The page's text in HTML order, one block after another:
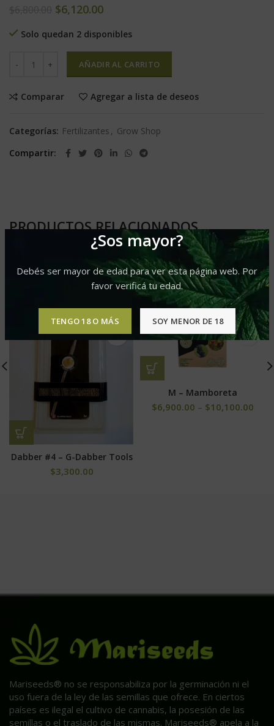
¿Sos mayor?
Debés ser mayor de edad para ver esta página web. Por
favor verificá tu edad.
TENGO 18 O MÁS SOY MENOR DE 18
$6,120.00
Solo quedan 2 disponibles
AÑADIR AL CARRITO
Comparar Agregar a lista de deseos
Categorías: Fertilizantes , Grow Shop
Compartir
PRODUCTOS RELACIONADOS
Dabber #4 – G-Dabber Tools
$3,300.00
M – Mamboreta
$6,900.00 – $10,100.00
Mariseeds® no se responsabiliza por la germinación ni el
uso fuera de la ley de las semillas que ofrece. En ciertos
países es ilegal el cultivo de cannabis, la posesión de las
semillas o el traslado de las mismas. Mariseeds® apela a la